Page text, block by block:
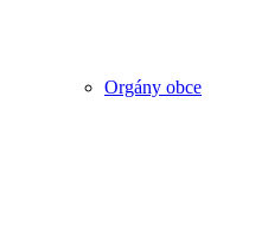
Orgány obce